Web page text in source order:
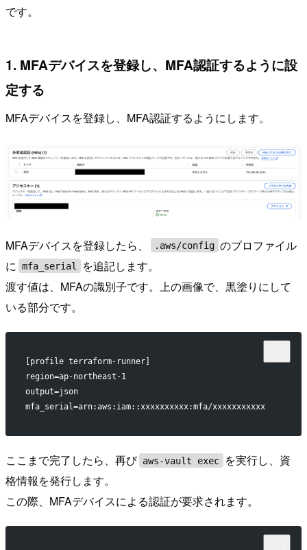
です。
1. MFAデバイスを登録し、MFA認証するように設
定する
MFAデバイスを登録し、MFA認証するようにします。
MFAデバイスを登録したら、 .aws/config のプロファイル
に mfa_serial
を追記します。
渡す値は、MFAの識別子です。上の画像で、黒塗りにして
いる部分です。
[profile terraform-runner]
region=ap-northeast-1
output=json
mfa_serial=arn:aws:iam::xxxxxxxxxx:mfa/xxxxxxxxxxx
ここまで完了したら、再び aws-vault exec
を実行し、資
格情報を発行します。
この際、MFAデバイスによる認証が要求されます。